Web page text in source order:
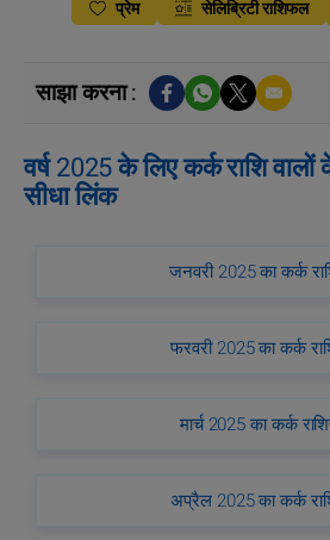
प्रेम
सेलिब्रिटी राशिफल
साझा करना :
वर्ष 2025 के लिए कर्क राशि
सीधा लिंक
जनवरी 2025 का कर्क
फरवरी 2025 का कर्क
मार्च 2025 का कर्क
अप्रैल 2025 का कर्क